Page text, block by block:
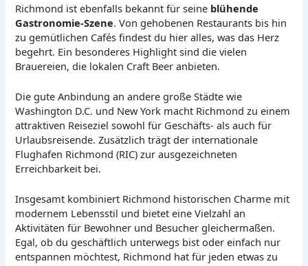
Richmond ist ebenfalls bekannt für seine blühende
Gastronomie-Szene. Von gehobenen Restaurants bis hin
zu gemütlichen Cafés findest du hier alles, was das Herz
begehrt. Ein besonderes Highlight sind die vielen
Brauereien, die lokalen Craft Beer anbieten.
Die gute Anbindung an andere große Städte wie
Washington D.C. und New York macht Richmond zu einem
attraktiven Reiseziel sowohl für Geschäfts- als auch für
Urlaubsreisende. Zusätzlich trägt der internationale
Flughafen Richmond (RIC) zur ausgezeichneten
Erreichbarkeit bei.
Insgesamt kombiniert Richmond historischen Charme mit
modernem Lebensstil und bietet eine Vielzahl an
Aktivitäten für Bewohner und Besucher gleichermaßen.
Egal, ob du geschäftlich unterwegs bist oder einfach nur
entspannen möchtest, Richmond hat für jeden etwas zu